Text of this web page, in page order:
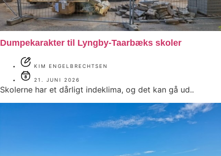
Dumpekarakter til Lyngby-Taarbæks skoler
KIM ENGELBRECHTSEN
21. JUNI 2026
Skolerne har et dårligt indeklima, og det kan gå ud..